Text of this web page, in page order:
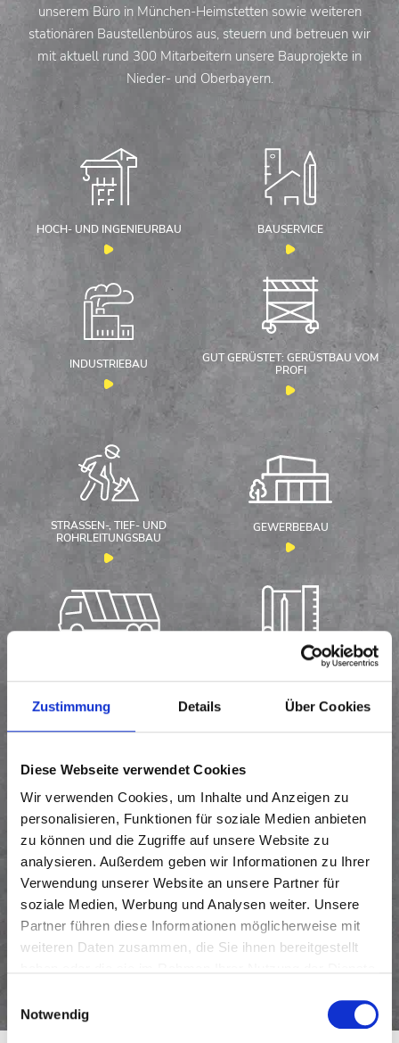
Zustimmung Details Über Cookies
Diese Webseite verwendet Cookies
Wir verwenden Cookies, um Inhalte und Anzeigen zu
personalisieren, Funktionen für soziale Medien anbieten
zu können und die Zugriffe auf unsere Website zu
analysieren. Außerdem geben wir Informationen zu Ihrer
Verwendung unserer Website an unsere Partner für
soziale Medien, Werbung und Analysen weiter. Unsere
Partner führen diese Informationen möglicherweise mit
weiteren Daten zusammen, die Sie ihnen bereitgestellt
Notwendig
unserem Büro in München-Heimstetten sowie weiteren
stationären Baustellenbüros aus, steuern und betreuen wir
mit aktuell rund 300 Mitarbeitern unsere Bauprojekte in
Nieder- und Oberbayern.
HOCH- UND INGENIEURBAU BAUSERVICE
INDUSTRIEBAU
GUT GERÜSTET: GERÜSTBAU VOM
PROFI
STRASSEN-, TIEF- UND R
OHRLEITUNGSBAU
GEWERBEBAU
PROJEKTENTWICKLUNG